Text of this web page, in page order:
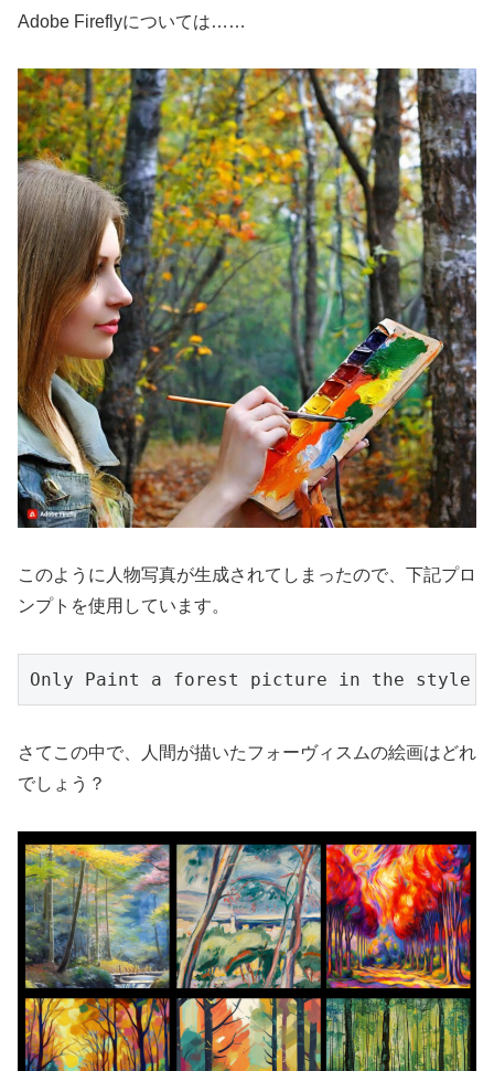
Adobe Fireflyについては……
このように人物写真が生成されてしまったので、下記プロ
ンプトを使用しています。
Only Paint a forest picture in the style
さてこの中で、人間が描いたフォーヴィスムの絵画はどれ
でしょう？